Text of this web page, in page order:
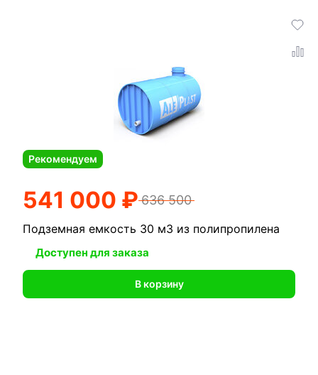
Подземная емкость 30 м3 из полипропилена
Рекомендуем
Доступен для заказа
541 000 ₽ 636 500
В корзину